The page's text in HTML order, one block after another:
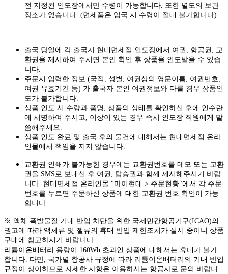
전 지정된 인도장에서만 수령이 가능합니다. 또한 별도의 보관
장소가 없습니다. (면세품은 입국 시 수령이 절대 불가합니다)
출국 당일에 각 출국지 현대면세점 인도장에서 여권, 항공권, 교
환권을 제시하여 주시면 본인 확인 후 상품을 인도받을 수 있습
니다.
주문시 입력한 정보 (국적, 성별, 여권상의 영문이름, 여권번호,
여권 유효기간 등) 가 출국자 본인 여권정보와 다를 경우 상품인
도가 불가합니다.
상품 인도 시 수량과 품명, 상품의 상태를 확인하신 후에 인수란
에 서명하여 주시고, 이상이 있는 경우 즉시 인도장 직원에게 말
씀해주세요.
상품 인도 완료 및 출국 후의 물건에 대해서는 현대면세점 온라
인몰에서 책임을 지지 않습니다.
교환권 인쇄가 불가능한 경우에는 교환권번호를 메모 또는 교환
권을 SMS로 보내신 후 여권, 탑승권과 함께 제시해주시기 바랍
니다. 현대면세점 온라인몰 "마이현대 > 주문현황"에서 각 주문
번호를 누르면 주문하신 상품에 대한 교환권 번호 확인이 가능
합니다.
※ 액체 폭발물질 기내 반입 차단을 위한 국제민간항공기구(ICAO)의
권고에 따라 액체류 및 젤류의 휴대 반입 제한조치가 실시 중이니 상품
구매에 참고하시기 바랍니다.
리튬이온배터리 용량이 160Wh 초과인 상품에 대해서는 휴대가 불가
합니다. 다만, 국가별 항공사 규정에 따라 리튬이온배터리의 기내 반입
규정이 상이하므로 자세한 사항은 이용하시는 항공사로 문의 바랍니